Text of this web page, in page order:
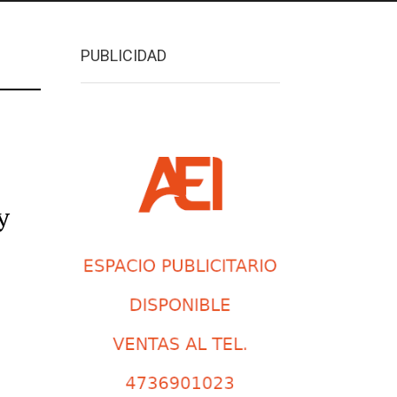
PUBLICIDAD